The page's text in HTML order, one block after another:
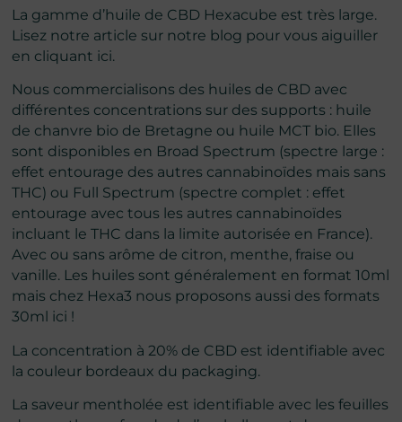
La gamme d’huile de CBD Hexacube est très large.
Lisez notre article sur notre blog pourvous aiguiller
en cliquant ici.
Nous commercialisons des huiles de CBD avec
différentes concentrations sur des supports : huile
de chanvre bio de Bretagne ou huile MCT bio. Elles
sont disponibles en Broad Spectrum (spectre large :
effet entourage des autres cannabinoïdes mais sans
THC) ou Full Spectrum (spectre complet : effet
entourage avec tous les autres cannabinoïdes
incluant le THC dans la limite autorisée en France).
Avec ou sans arôme de citron, menthe, fraise ou
vanille. Les huiles sont généralement en format 10ml
mais chez Hexa3 nous proposons aussi desformats
30ml ici !
La concentration à 20% de CBD est identifiable avec
la couleur bordeaux du packaging.
La saveur mentholée est identifiable avec les feuilles